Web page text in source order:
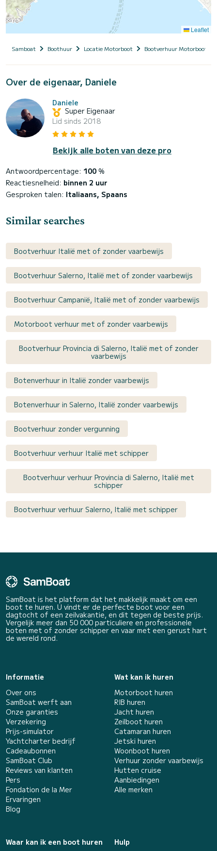
Leaflet
Samboat Boothuur Locatie Motorboot Bootverhuur Motorboot
Over de eigenaar, Daniele
Daniele
Super Eigenaar
Lid sinds 2018
Bekijk alle boten van deze pro
Antwoordpercentage: 100 %
Reactiesnelheid: binnen 2 uur
Gesproken talen: Italiaans, Spaans
Similar searches
Bootverhuur Italië met of zonder vaarbewijs
Bootverhuur Salerno, Italië met of zonder vaarbewijs
Bootverhuur Campanië, Italië met of zonder vaarbewijs
Motorboot verhuur met of zonder vaarbewijs
Bootverhuur Provincia di Salerno, Italië met of zonder
vaarbewijs
Botenverhuur in Italië zonder vaarbewijs
Botenverhuur in Salerno, Italië zonder vaarbewijs
Bootverhuur zonder vergunning
Bootverhuur verhuur Italië met schipper
Bootverhuur verhuur Provincia di Salerno, Italië met
schipper
Bootverhuur verhuur Salerno, Italië met schipper
SamBoat is het platform dat het makkelijk maakt om een
boot te huren. U vindt er de perfecte boot voor een
dagtocht of een zeilvakantie, en dit tegen de beste prijs.
Vergelijk meer dan 50 000 particuliere en professionele
boten met of zonder schipper en vaar met een gerust hart
de wereld rond.
Informatie
Over ons
SamBoat werft aan
Onze garanties
Verzekering
Prijs-simulator
Yachtcharter bedrijf
Cadeaubonnen
SamBoat Club
Reviews van klanten
Pers
Fondation de la Mer
Ervaringen
Blog
Wat kan ik huren
Motorboot huren
RIB huren
Jacht huren
Zeilboot huren
Catamaran huren
Jetski huren
Woonboot huren
Verhuur zonder vaarbewijs
Hutten cruise
Aanbiedingen
Alle merken
Waar kan ik een boot huren
Hulp